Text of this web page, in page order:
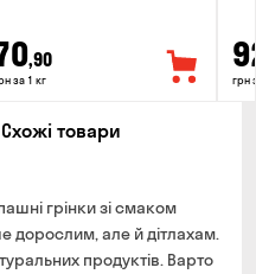
,90
за 1 кг грн
Схожі товари
грінки зі смаком
дорослим, але й дітлахам.
продуктів. Варто